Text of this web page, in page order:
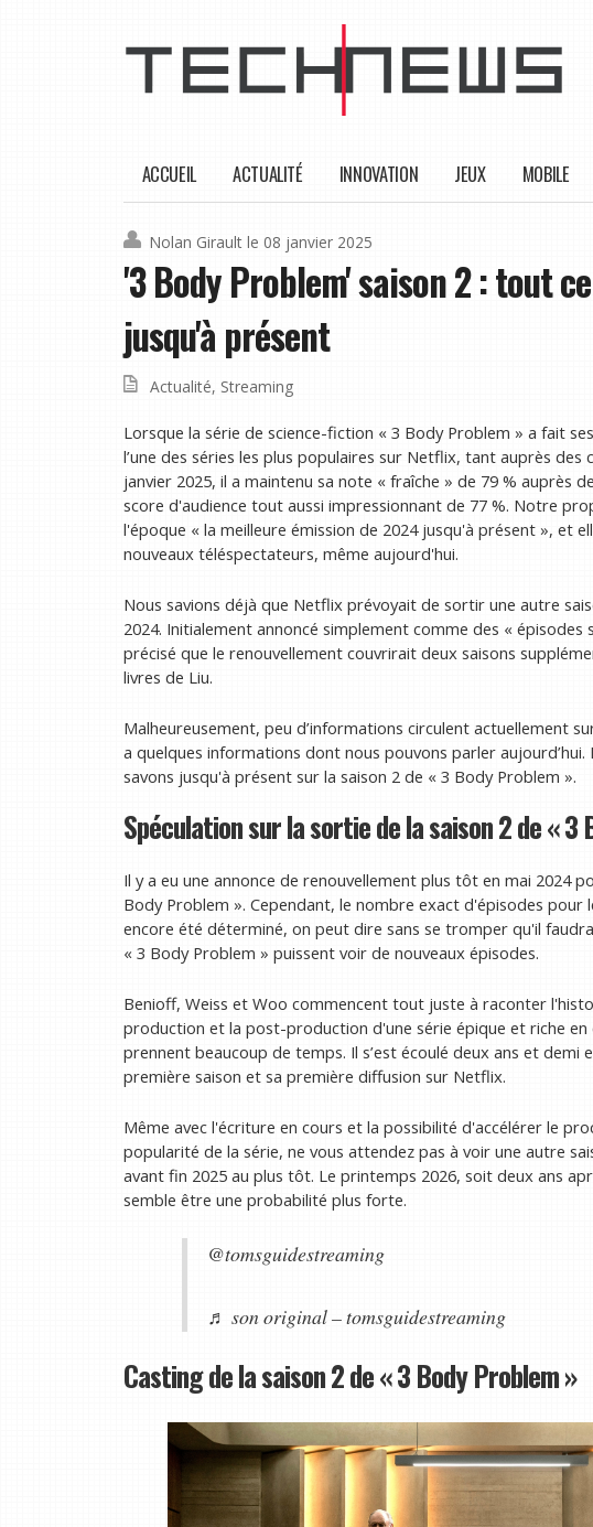
ACCUEIL ACTUALITÉ INNOVATION JEUX MOBILE
Nolan Girault le 08 janvier 2025
'3 Body Problem' saison 2 : tout
jusqu'à présent
Actualité, Streaming
Lorsque la série de science-fiction « 3 Body Problem » a fait
l’une des séries les plus populaires sur Netflix, tant auprès
janvier 2025, il a maintenu sa note « fraîche » de 79 % auprès
score d'audience tout aussi impressionnant de 77 %. Notre
l'époque « la meilleure émission de 2024 jusqu'à présent », et
nouveaux téléspectateurs, même aujourd'hui.
Nous savions déjà que Netflix prévoyait de sortir une autre
2024. Initialement annoncé simplement comme des « épisodes
précisé que le renouvellement couvrirait deux saisons
livres de Liu.
Malheureusement, peu d’informations circulent actuellement
a quelques informations dont nous pouvons parler
savons jusqu'à présent sur la saison 2 de « 3 Body Problem ».
Spéculation sur la sortie de la saison 2 de « 3
Il y a eu une annonce de renouvellement plus tôt en mai 2024
Body Problem ». Cependant, le nombre exact d'épisodes pour
encore été déterminé, on peut dire sans se tromper qu'il
« 3 Body Problem » puissent voir de nouveaux épisodes.
Benioff, Weiss et Woo commencent tout juste à raconter
production et la post-production d'une série épique et riche
prennent beaucoup de temps. Il s’est écoulé deux ans et
première saison et sa première diffusion sur Netflix.
Même avec l'écriture en cours et la possibilité d'accélérer le
popularité de la série, ne vous attendez pas à voir une autre
avant fin 2025 au plus tôt. Le printemps 2026, soit deux ans
semble être une probabilité plus forte.
@tomsguidestreaming
♬ son original – tomsguidestreaming
Casting de la saison 2 de « 3 Body Problem »